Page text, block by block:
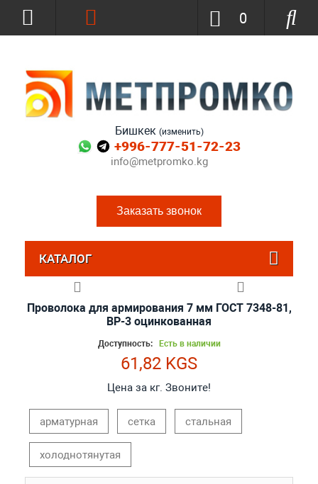
Бишкек (изменить)
+996-777-51-72-23
info@metpromko.kg
Заказать звонок
0
КАТАЛОГ
Проволока для армирования 7 мм ГОСТ 7348-81,
ВР-3 оцинкованная
Доступность: Есть в наличии
61,82 KGS
Цена за кг. Звоните!
арматурная сетка стальная
холоднотянутая